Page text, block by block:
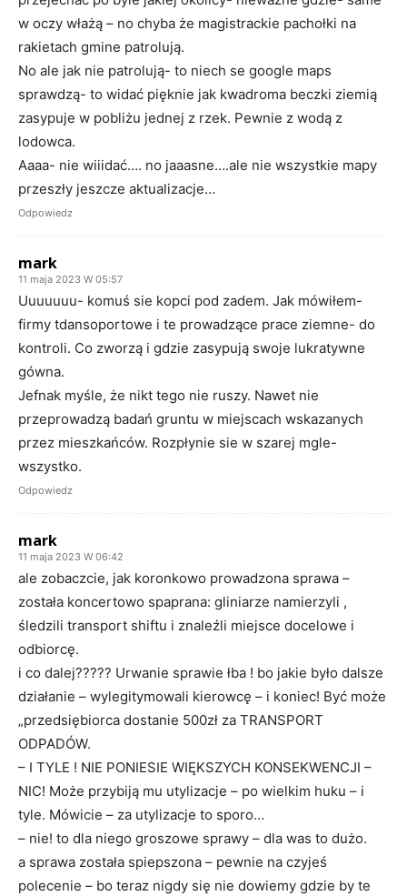
w oczy włażą – no chyba że magistrackie pachołki na
rakietach gmine patrolują.
No ale jak nie patrolują- to niech se google maps
sprawdzą- to widać pięknie jak kwadroma beczki ziemią
zasypuje w pobliżu jednej z rzek. Pewnie z wodą z
lodowca.
Aaaa- nie wiiidać…. no jaaasne….ale nie wszystkie mapy
przeszły jeszcze aktualizacje…
Odpowiedz
mark
11 maja 2023 W 05:57
Uuuuuuu- komuś sie kopci pod zadem. Jak mówiłem-
firmy tdansoportowe i te prowadzące prace ziemne- do
kontroli. Co zworzą i gdzie zasypują swoje lukratywne
gówna.
Jefnak myśle, że nikt tego nie ruszy. Nawet nie
przeprowadzą badań gruntu w miejscach wskazanych
przez mieszkańców. Rozpłynie sie w szarej mgle-
wszystko.
Odpowiedz
mark
11 maja 2023 W 06:42
ale zobaczcie, jak koronkowo prowadzona sprawa –
została koncertowo spaprana: gliniarze namierzyli ,
śledzili transport shiftu i znaleźli miejsce docelowe i
odbiorcę.
i co dalej????? Urwanie sprawie łba ! bo jakie było dalsze
działanie – wylegitymowali kierowcę – i koniec! Być może
„przedsiębiorca dostanie 500zł za TRANSPORT
ODPADÓW.
– I TYLE ! NIE PONIESIE WIĘKSZYCH KONSEKWENCJI –
NIC! Może przybiją mu utylizacje – po wielkim huku – i
tyle. Mówicie – za utylizacje to sporo…
– nie! to dla niego groszowe sprawy – dla was to dużo.
a sprawa została spiepszona – pewnie na czyjeś
polecenie – bo teraz nigdy się nie dowiemy gdzie by te